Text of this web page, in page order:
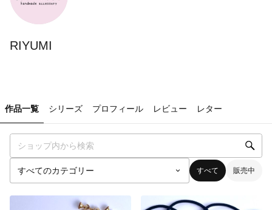
RIYUMI
作品一覧 シリーズ プロフィール レビュー レター
すべて 販売中